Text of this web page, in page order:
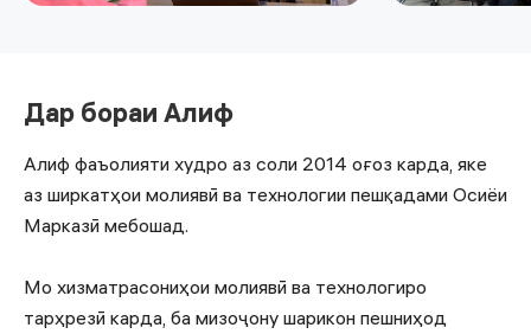
Дар бораи Алиф
Алиф фаъолияти худро аз соли 2014 оғоз карда, яке
аз ширкатҳои молиявӣ ва технологии пешқадами Осиёи
Марказӣ мебошад.
Мо хизматрасониҳои молиявӣ ва технологиро
тарҳрезӣ карда, ба мизоҷону шарикон пешниҳод